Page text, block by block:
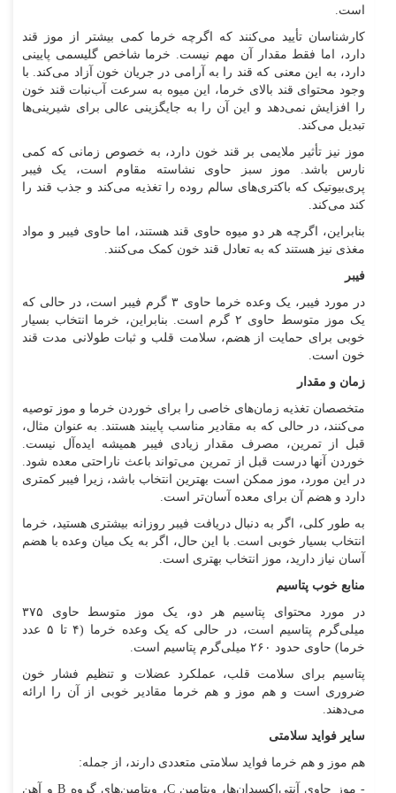
است.
کارشناسان تأیید می‌کنند که اگرچه خرما کمی بیشتر از موز قند
دارد، اما فقط مقدار آن مهم نیست. خرما شاخص گلیسمی پایینی
دارد، به این معنی که قند را به آرامی در جریان خون آزاد می‌کند. با
وجود محتوای قند بالای خرما، این میوه به سرعت آب‌نبات قند خون
را افزایش نمی‌دهد و این آن را به جایگزینی عالی برای شیرینی‌ها
تبدیل می‌کند.
موز نیز تأثیر ملایمی بر قند خون دارد، به خصوص زمانی که کمی
نارس باشد. موز سبز حاوی نشاسته مقاوم است، یک فیبر
پری‌بیوتیک که باکتری‌های سالم روده را تغذیه می‌کند و جذب قند را
کند می‌کند.
بنابراین، اگرچه هر دو میوه حاوی قند هستند، اما حاوی فیبر و مواد
مغذی نیز هستند که به تعادل قند خون کمک می‌کنند.
فیبر
در مورد فیبر، یک وعده خرما حاوی ۳ گرم فیبر است، در حالی که
یک موز متوسط حاوی ۲ گرم است. بنابراین، خرما انتخاب بسیار
خوبی برای حمایت از هضم، سلامت قلب و ثبات طولانی مدت قند
خون است.
زمان و مقدار
متخصصان تغذیه زمان‌های خاصی را برای خوردن خرما و موز توصیه
می‌کنند، در حالی که به مقادیر مناسب پایبند هستند. به عنوان مثال،
قبل از تمرین، مصرف مقدار زیادی فیبر همیشه ایده‌آل نیست.
خوردن آنها درست قبل از تمرین می‌تواند باعث ناراحتی معده شود.
در این مورد، موز ممکن است بهترین انتخاب باشد، زیرا فیبر کمتری
دارد و هضم آن برای معده آسان‌تر است.
به طور کلی، اگر به دنبال دریافت فیبر روزانه بیشتری هستید، خرما
انتخاب بسیار خوبی است. با این حال، اگر به یک میان وعده با هضم
آسان نیاز دارید، موز انتخاب بهتری است.
منابع خوب پتاسیم
در مورد محتوای پتاسیم هر دو، یک موز متوسط حاوی ۳۷۵
میلی‌گرم پتاسیم است، در حالی که یک وعده خرما (۴ تا ۵ عدد
خرما) حاوی حدود ۲۶۰ میلی‌گرم پتاسیم است.
پتاسیم برای سلامت قلب، عملکرد عضلات و تنظیم فشار خون
ضروری است و هم موز و هم خرما مقادیر خوبی از آن را ارائه
می‌دهند.
سایر فواید سلامتی
هم موز و هم خرما فواید سلامتی متعددی دارند، از جمله:
- موز حاوی آنتی‌اکسیدان‌ها، ویتامین C، ویتامین‌های گروه B و آهن